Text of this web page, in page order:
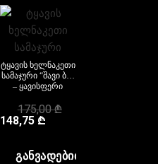
ტყავის ხელნაკეთი
სამაჯური “შავი ბუ”
– ყავისფერი
175,00₾
148,75 ₾
ᲒᲐᲜᲕᲐᲓᲔᲑᲘᲗ